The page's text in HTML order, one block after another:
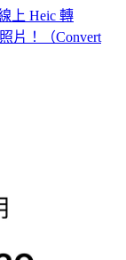
上 Heic 轉
片！（Convert